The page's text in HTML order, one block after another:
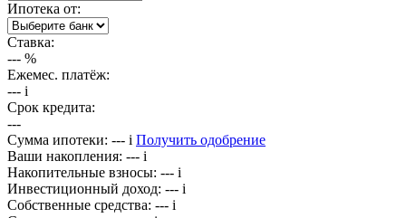
Ипотека от:
Ставка:
--- %
Ежемес. платёж:
--- i
Срок кредита:
---
Сумма ипотеки: --- i Получить одобрение
Ваши накопления: --- i
Накопительные взносы: --- i
Инвестиционный доход: --- i
Собственные средства: --- i